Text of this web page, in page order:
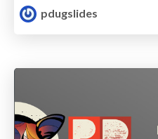
pdugslides